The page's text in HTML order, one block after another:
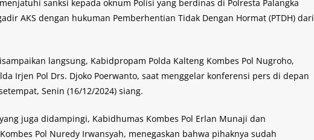
sanksi kepada oknum Polisi yang berdinas di Polresta Palangka
AKS dengan hukuman Pemberhentian Tidak Dengan Hormat (PTDH) dari
langsung, Kabidpropam Polda Kalteng Kombes Pol Nugroho,
Irjen Pol Drs. Djoko Poerwanto, saat menggelar konferensi pers di depan
Senin (16/12/2024) siang.
juga didampingi, Kabidhumas Kombes Pol Erlan Munaji dan
Pol Nuredy Irwansyah, menegaskan bahwa pihaknya sudah